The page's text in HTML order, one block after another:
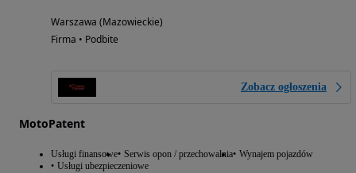
Warszawa (Mazowieckie)
Firma • Podbite
Zobacz ogłoszenia
MotoPatent
Usługi finansowe Serwis opon / przechowalnia Wynajem pojazdów
Usługi ubezpieczeniowe